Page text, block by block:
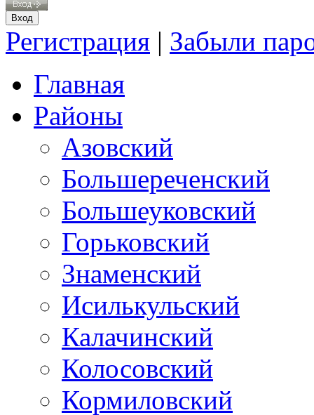
Регистрация | Забыли
Главная
Районы
Азовский
Большереченский
Большеуковский
Горьковский
Знаменский
Исилькульский
Калачинский
Колосовский
Кормиловский